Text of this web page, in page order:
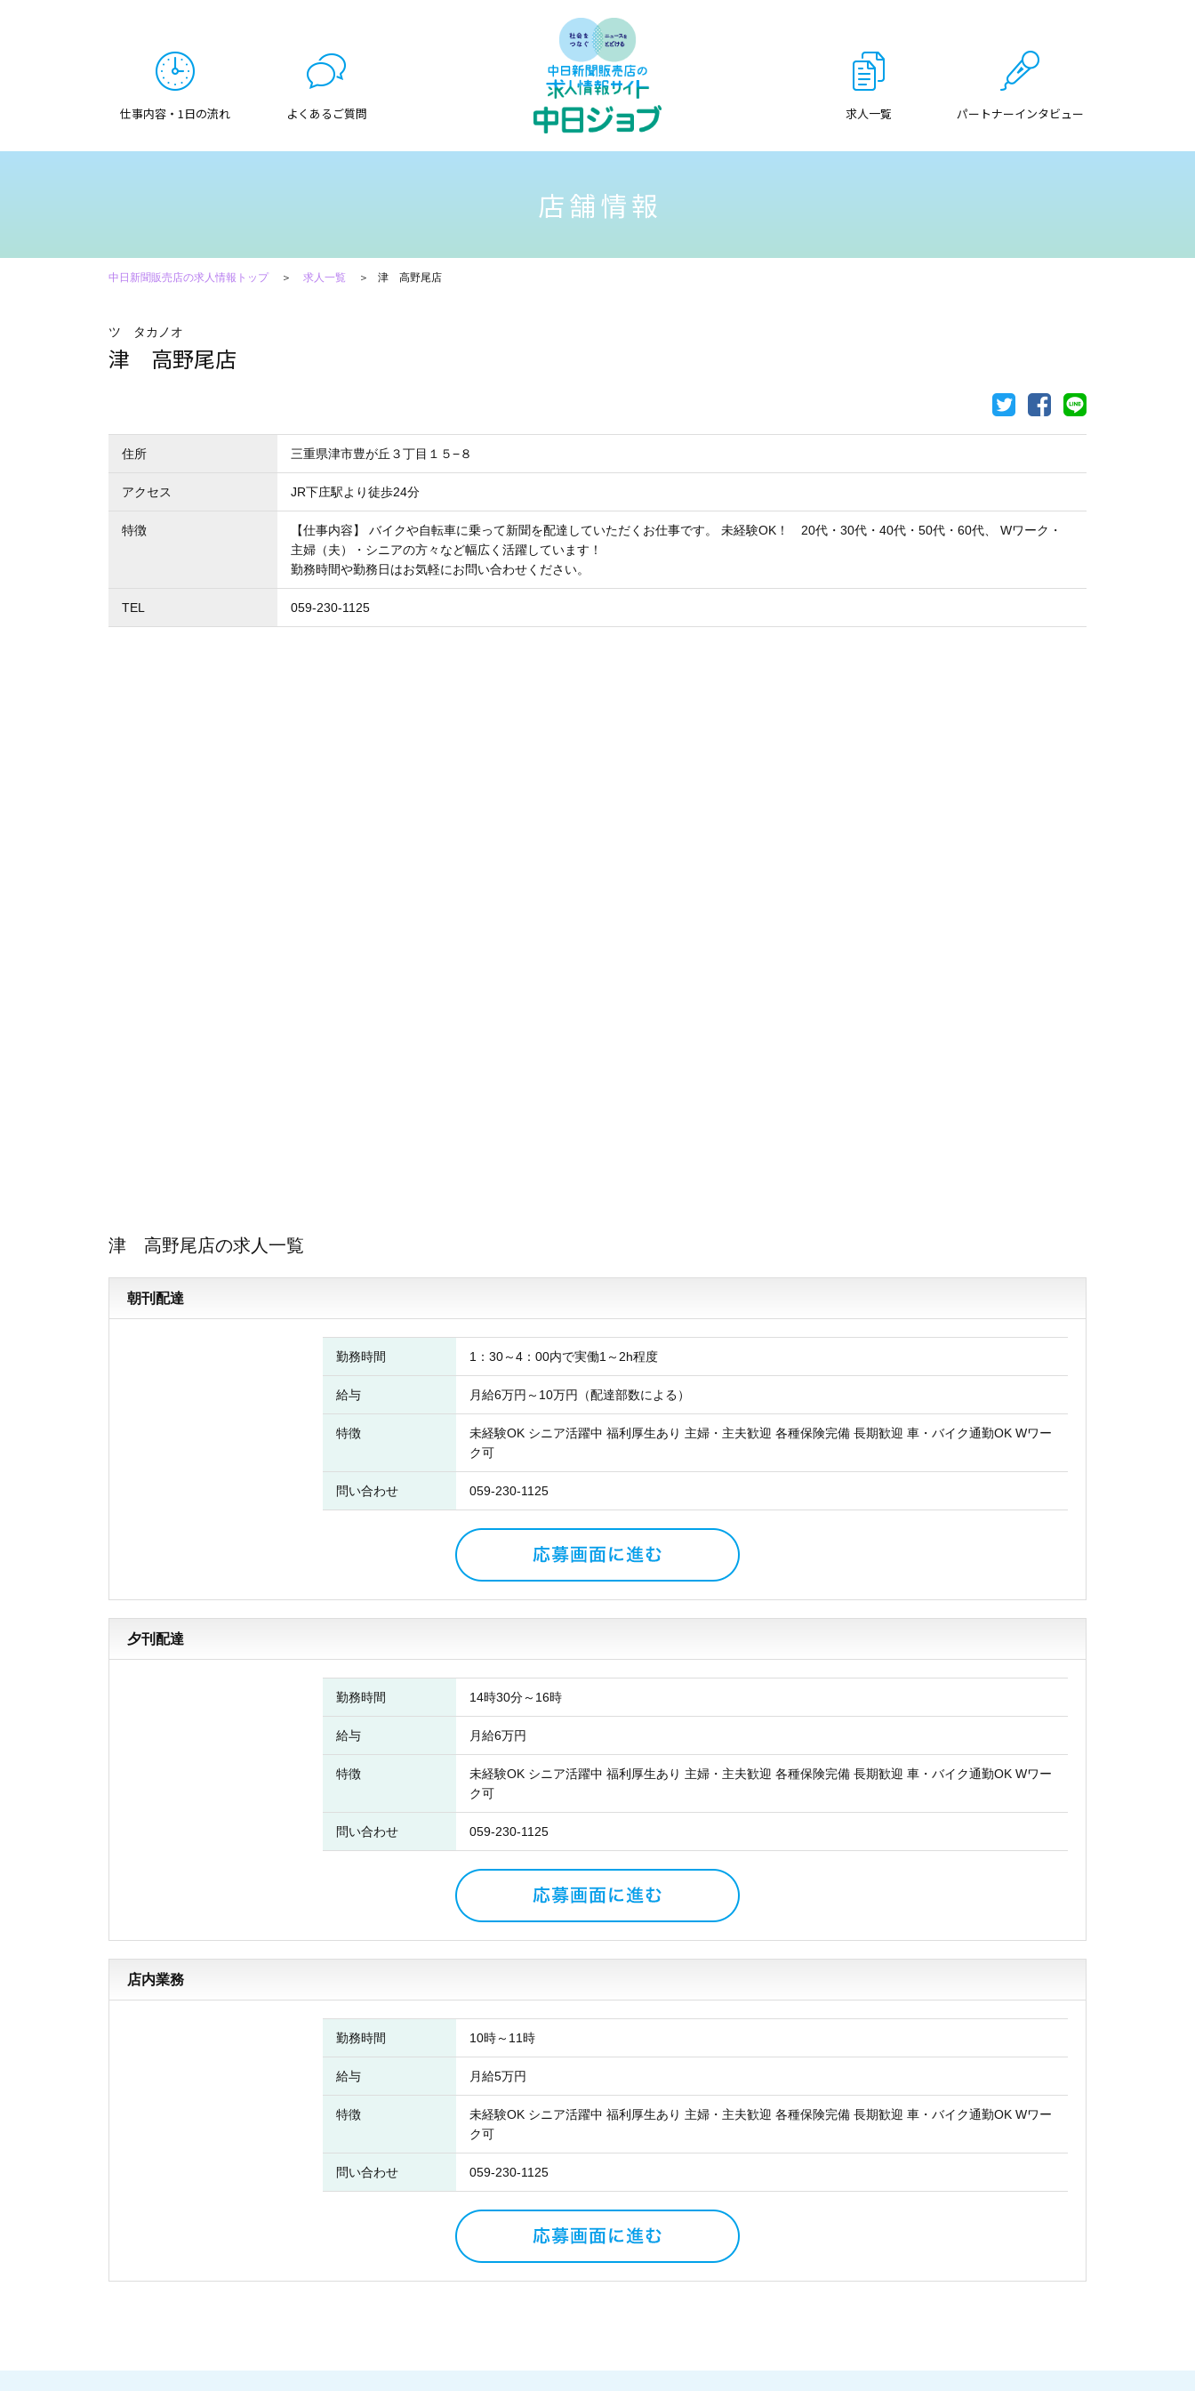
仕事内容・1日の流れ よくあるご質問 求人一覧 パートナーインタビュー
店舗情報
中日新聞販売店の求人情報トップ 求人一覧 津 高野尾店
ツ タカノオ
津 高野尾店
住所 三重県津市豊が丘３丁目１５−８
アクセス JR下庄駅より徒歩24分
特徴
【仕事内容】 バイクや自転車に乗って新聞を配達していただくお仕事です。 未経験OK！ 20代・30代・40代・50代・60代、 Wワーク・
主婦（夫）・シニアの方々など幅広く活躍しています！
勤務時間や勤務日はお気軽にお問い合わせください。
TEL 059-230-1125
津 高野尾店の求人一覧
朝刊配達
勤務時間 1：30～4：00内で実働1～2h程度
給与 月給6万円～10万円（配達部数による）
特徴
未経験OK シニア活躍中 福利厚生あり 主婦・主夫歓迎 各種保険完備 長期歓迎 車・バイク通勤OK Wワー
ク可
問い合わせ 059-230-1125
夕刊配達
勤務時間 14時30分～16時
給与 月給6万円
特徴
未経験OK シニア活躍中 福利厚生あり 主婦・主夫歓迎 各種保険完備 長期歓迎 車・バイク通勤OK Wワー
ク可
問い合わせ 059-230-1125
店内業務
勤務時間 10時～11時
給与 月給5万円
特徴
未経験OK シニア活躍中 福利厚生あり 主婦・主夫歓迎 各種保険完備 長期歓迎 車・バイク通勤OK Wワー
ク可
問い合わせ 059-230-1125